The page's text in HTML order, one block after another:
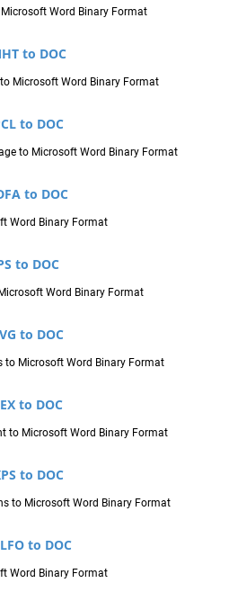
Word Binary Format
to DOC
Microsoft Word Binary Format
to DOC
to Microsoft Word Binary Format
to DOC
Word Binary Format
to DOC
Word Binary Format
to DOC
to Microsoft Word Binary Format
to DOC
to Microsoft Word Binary Format
to DOC
to Microsoft Word Binary Format
to DOC
Word Binary Format